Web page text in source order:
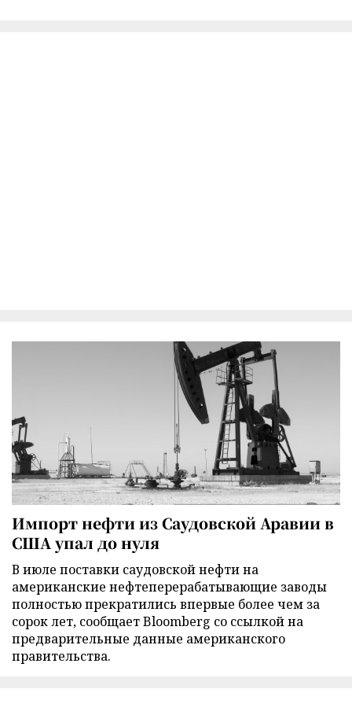
Импорт нефти из Саудовской Аравии в
США упал до нуля
В июле поставки саудовской нефти на
американские нефтеперерабатывающие заводы
полностью прекратились впервые более чем за
сорок лет, сообщает Bloomberg со ссылкой на
предварительные данные американского
правительства.